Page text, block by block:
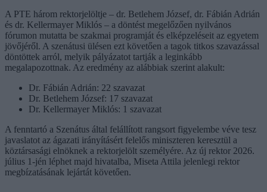
A PTE három rektorjelöltje – dr. Betlehem József, dr. Fábián Adrián
és dr. Kellermayer Miklós – a döntést megelőzően nyilvános
fórumon mutatta be szakmai programját és elképzeléseit az egyetem
jövőjéről. A szenátusi ülésen ezt követően a tagok titkos szavazással
döntöttek arról, melyik pályázatot tartják a leginkább
megalapozottnak. Az eredmény az alábbiak szerint alakult:
Dr. Fábián Adrián: 22 szavazat
Dr. Betlehem József: 17 szavazat
Dr. Kellermayer Miklós: 1 szavazat
A fenntartó a Szenátus által felállított rangsort figyelembe véve tesz
javaslatot az ágazati irányításért felelős miniszteren keresztül a
köztársasági elnöknek a rektorjelölt személyére. Az új rektor 2026.
július 1-jén léphet majd hivatalba, Miseta Attila jelenlegi rektor
megbízatásának lejártát követően.